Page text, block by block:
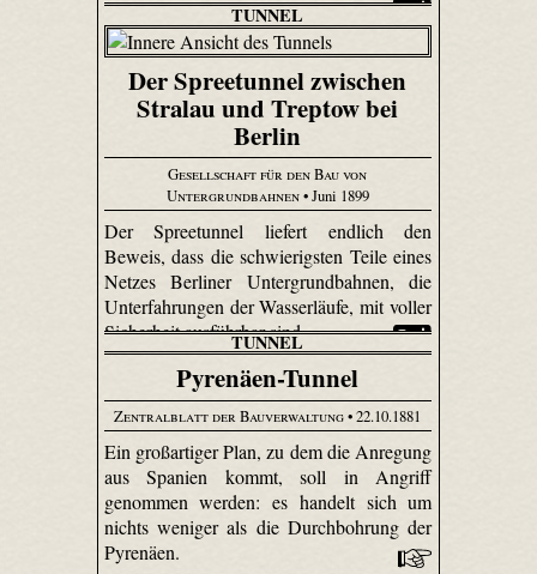
TUNNEL
Der Spreetunnel zwischen
Stralau und Treptow bei
Berlin
Gesellschaft für den Bau von
Untergrundbahnen• Juni 1899
Der Spree­tunnel liefert endlich den
Beweis, dass die schwierigsten Teile eines
Netzes Berliner Untergrundbahnen, die
Unter­fahrungen der Wasserläufe, mit voller
Sicherheit ausführbar sind.
TUNNEL
Pyrenäen-Tunnel
Zentralblatt der Bauverwaltung• 22.10.1881
Ein großartiger Plan, zu dem die Anregung
aus Spanien kommt, soll in Angriff
genommen werden: es handelt sich um
nichts weniger als die Durchbohrung der
Pyrenäen.